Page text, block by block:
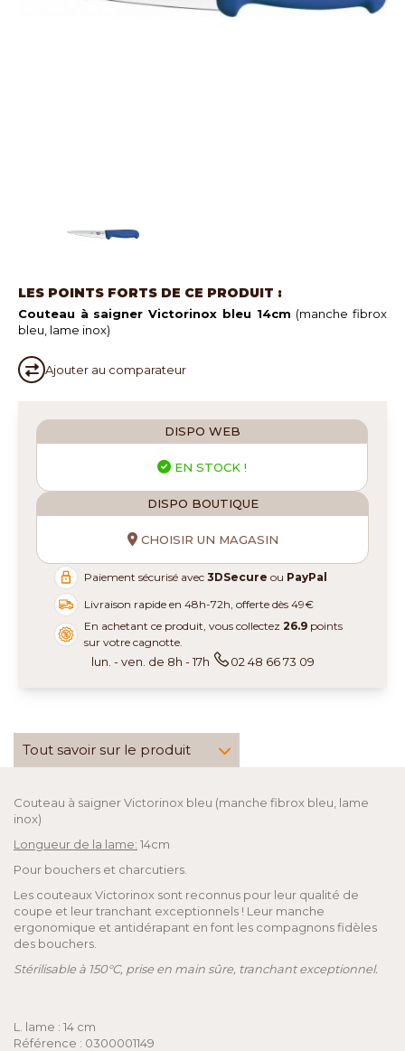
LES POINTS FORTS DE CE PRODUIT :
Couteau à saigner Victorinox bleu 14cm (manche fibrox
bleu, lame inox)
Ajouter au comparateur
DISPO WEB
EN STOCK !
DISPO BOUTIQUE
CHOISIR UN MAGASIN
Paiement sécurisé avec3DSecure ou PayPal
Livraison rapide en 48h-72h, offerte dès 49€
En achetant ce produit, vous collectez26.9 points
sur votre cagnotte.
lun. - ven. de 8h - 17h 02 48 66 73 09
Tout savoir sur le produit
Couteau à saigner Victorinox bleu (manche fibrox bleu, lame
inox)
Longueur de la lame: 14cm
Pour bouchers et charcutiers.
Les couteaux Victorinox sont reconnus pour leur qualité de
coupe et leur tranchant exceptionnels ! Leur manche
ergonomique et antidérapant en font les compagnons fidèles
des bouchers.
Stérilisable à 150°C, prise en main sûre, tranchant exceptionnel.
L. lame : 14 cm
Référence : 0300001149